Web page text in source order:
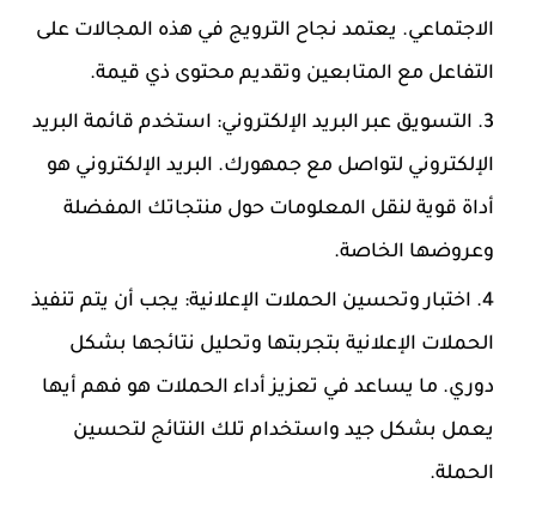
الاجتماعي. يعتمد نجاح الترويج في هذه المجالات على
التفاعل مع المتابعين وتقديم محتوى ذي قيمة.
التسويق عبر البريد الإلكتروني: استخدم قائمة البريد
الإلكتروني لتواصل مع جمهورك. البريد الإلكتروني هو
أداة قوية لنقل المعلومات حول منتجاتك المفضلة
وعروضها الخاصة.
اختبار وتحسين الحملات الإعلانية: يجب أن يتم تنفيذ
الحملات الإعلانية بتجربتها وتحليل نتائجها بشكل
دوري. ما يساعد في تعزيز أداء الحملات هو فهم أيها
يعمل بشكل جيد واستخدام تلك النتائج لتحسين
الحملة.